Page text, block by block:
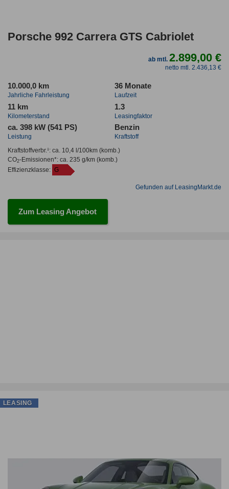
Porsche 992 Carrera GTS Cabriolet
ab mtl.2.899,00 €
netto mtl. 2.436,13 €
10.000,0 km
Jahrliche Fahrleistung
36 Monate
Laufzeit
11 km
Kilometerstand
1.3
Leasingfaktor
ca. 398 kW (541 PS)
Leistung
Benzin
Kraftstoff
Kraftstoffverbr.¹: ca. 10,4 l/100km(komb.)
CO2-Emissionen*: ca. 235 g/km(komb.)
Effizienzklasse: G
Gefunden auf LeasingMarkt.de
Zum Leasing Angebot
LEASING